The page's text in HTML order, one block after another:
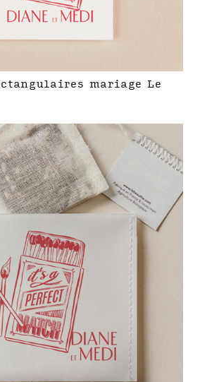
mariage Le